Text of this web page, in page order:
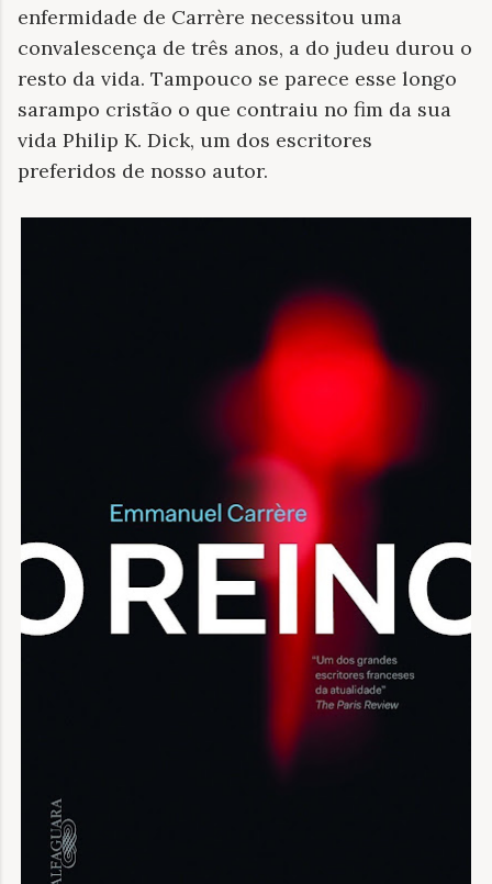
enfermidade de Carrère necessitou uma
convalescença de três anos, a do judeu durou o
resto da vida. Tampouco se parece esse longo
sarampo cristão o que contraiu no fim da sua
vida Philip K. Dick, um dos escritores
preferidos de nosso autor.